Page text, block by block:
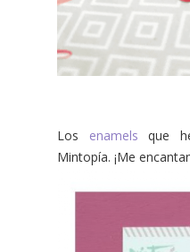
Los enamels que
Mintopía. ¡Me